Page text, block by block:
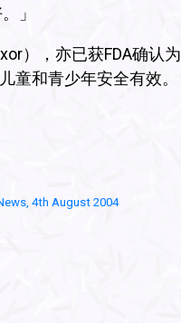
」
），亦已获FDA确认
童和青少年安全有效。
4th August 2004